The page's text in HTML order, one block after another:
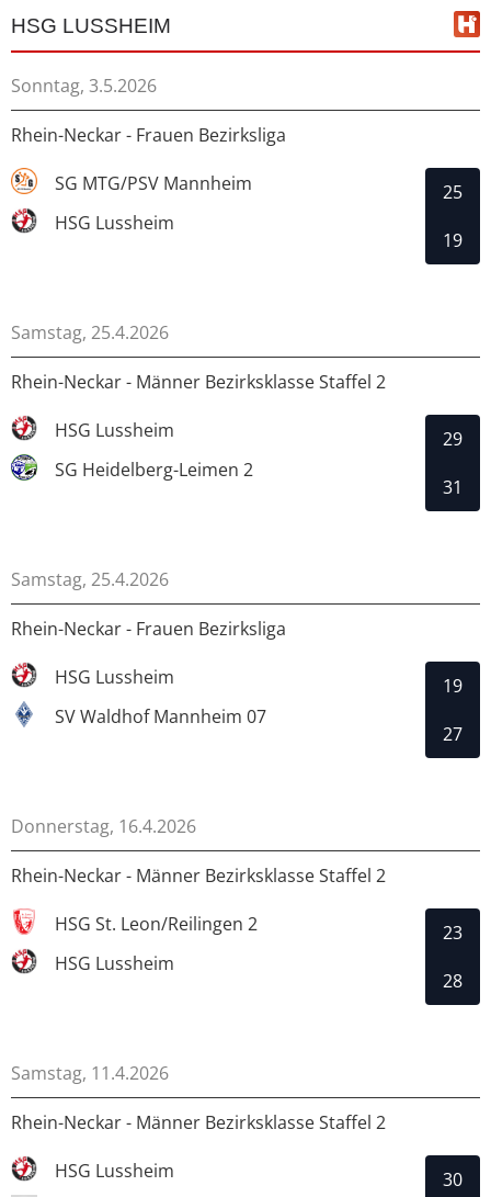
HSG LUSSHEIM
Sonntag, 3.5.2026
Rhein-Neckar - Frauen Bezirksliga
SG MTG/PSV Mannheim
HSG Lussheim
25
19
Samstag, 25.4.2026
Rhein-Neckar - Männer Bezirksklasse Staffel 2
HSG Lussheim
SG Heidelberg-Leimen 2
29
31
Samstag, 25.4.2026
Rhein-Neckar - Frauen Bezirksliga
HSG Lussheim
SV Waldhof Mannheim 07
19
27
Donnerstag, 16.4.2026
Rhein-Neckar - Männer Bezirksklasse Staffel 2
HSG St. Leon/Reilingen 2
HSG Lussheim
23
28
Samstag, 11.4.2026
Rhein-Neckar - Männer Bezirksklasse Staffel 2
HSG Lussheim
30